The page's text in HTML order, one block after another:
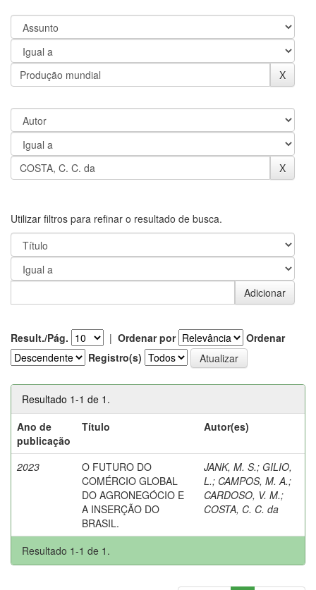
Utilizar filtros para refinar o resultado de busca.
Result./Pág. | Ordenar por
Ordenar
Registro(s)
Resultado 1-1 de 1.
Ano de
publicação
Título Autor(es)
2023
O FUTURO DO
COMÉRCIO GLOBAL
DO AGRONEGÓCIO E
A INSERÇÃO DO
BRASIL.
JANK, M. S.; GILIO,
L.; CAMPOS, M. A.;
CARDOSO, V. M.;
COSTA, C. C. da
Resultado 1-1 de 1.